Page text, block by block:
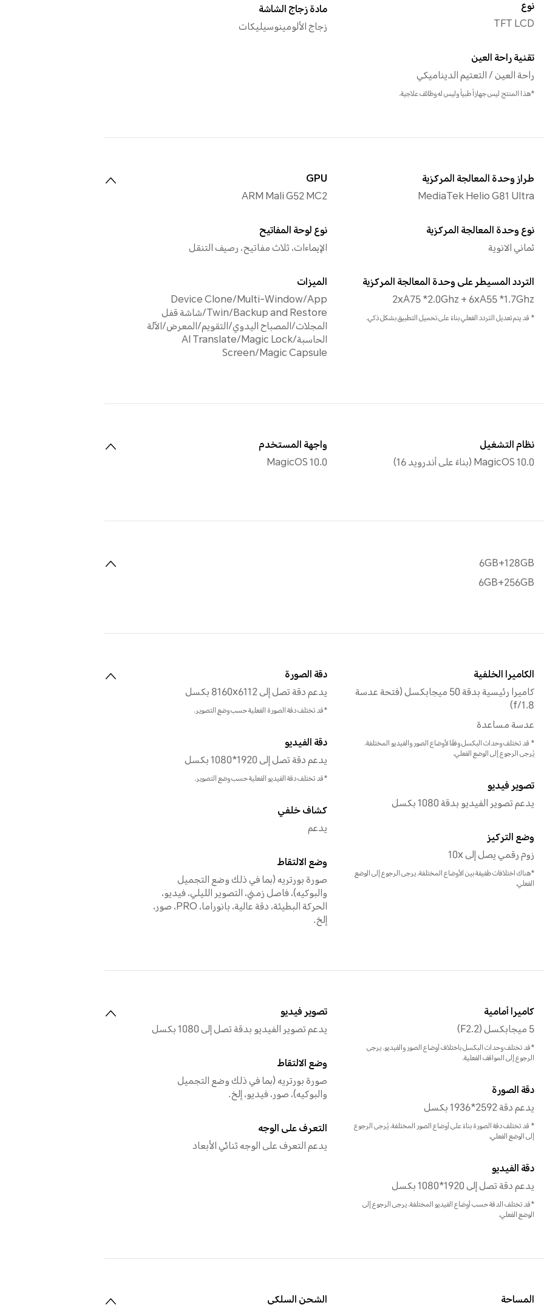
نوع
TFT LCD
تقنية راحة العين
راحة العين / التعتيم الديناميكي
*هذا المنتج ليس جهازاً طبياً وليس له وظائف علاجية.
مادة زجاج الشاشة
زجاج الألومينوسيليكات
طراز وحدة المعالجة المركزية
MediaTek Helio G81 Ultra
نوع وحدة المعالجة المركزية
ثماني الانوية
التردد المسيطر على وحدة المعالجة المركزية
2xA75 *2.0Ghz + 6xA55 *1.7Ghz
* قد يتم تعديل التردد الفعلي بناءً على تحميل التطبيق بشكل ذكي.
GPU
ARM Mali G52 MC2
نوع لوحة المفاتيح
الإيماءات، ثلاث مفاتيح، رصيف التنقل
الميزات
Device Clone/Multi-Window/App
Twin/Backup and Restore/شاشة قفل
المجلات/المصباح اليدوي/التقويم/المعرض/الآلة
الحاسبة/AI Translate/Magic Lock
Screen/Magic Capsule
نظام التشغيل
MagicOS 10.0 (بناءً على أندرويد 16)
واجهة المستخدم
MagicOS 10.0
6GB+128GB
6GB+256GB
الكاميرا الخلفية
كاميرا رئيسية بدقة 50 ميجابكسل (فتحة عدسة
f/1.8)
عدسة مساعدة
* قد تختلف وحدات البكسل وفقًا لأوضاع الصور والفيديو المختلفة.
يُرجى الرجوع إلى الوضع الفعلي.
تصوير فيديو
يدعم تصوير الفيديو بدقة 1080 بكسل
وضع التركيز
زوم رقمي يصل إلى 10x
*هناك اختلافات طفيفة بين الأوضاع المختلفة. يرجى الرجوع إلى الوضع
الفعلي.
دقة الصورة
يدعم دقة تصل إلى 8160x6112 بكسل
*قد تختلف دقة الصورة الفعلية حسب وضع التصوير.
دقة الفيديو
يدعم دقة تصل إلى 1920*1080 بكسل
*قد تختلف دقة الفيديو الفعلية حسب وضع التصوير.
كشاف خلفي
يدعم
وضع الالتقاط
صورة بورتريه (بما في ذلك وضع التجميل
والبوكيه)، فاصل زمني، التصوير الليلي، فيديو،
الحركة البطيئة، دقة عالية، بانوراما، PRO، صور،
إلخ.
كاميرا أمامية
5 ميجابكسل (F2.2)
*قد تختلف وحدات البكسل باختلاف أوضاع الصور والفيديو. يرجى
الرجوع إلى المواقف الفعلية.
دقة الصورة
يدعم دقة 2592*1936 بكسل
* قد تختلف دقة الصورة بناءً على أوضاع الصور المختلفة. يُرجى الرجوع
إلى الوضع الفعلي.
دقة الفيديو
يدعم دقة تصل إلى 1920*1080 بكسل
*قد تختلف الدقة حسب أوضاع الفيديو المختلفة. يرجى الرجوع إلى
الوضع الفعلي.
تصوير فيديو
يدعم تصوير الفيديو بدقة تصل إلى 1080 بكسل
وضع الالتقاط
صورة بورتريه (بما في ذلك وضع التجميل
والبوكيه)، صور، فيديو، إلخ.
التعرف على الوجه
يدعم التعرف على الوجه ثنائي الأبعاد
المساحة الشحن السلكي